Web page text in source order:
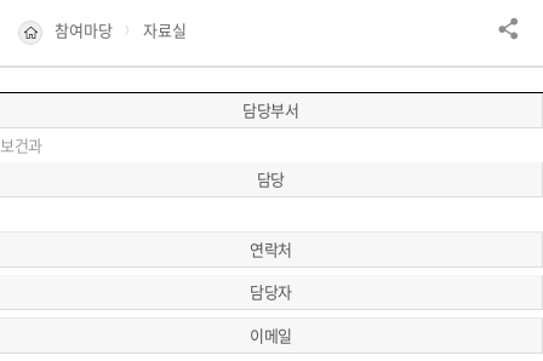
참여마당 자료실
담당부서
보건과
담당
연락처
담당자
이메일